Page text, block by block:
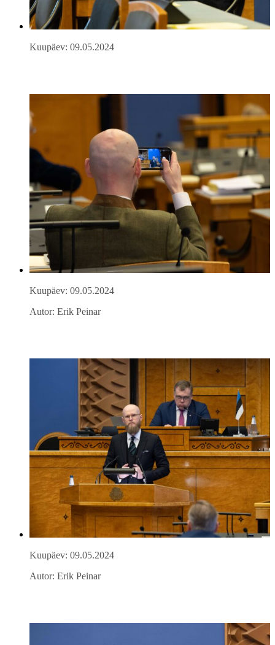
Kuupäev: 09.05.2024
Kuupäev: 09.05.2024
Autor: Erik Peinar
Kuupäev: 09.05.2024
Autor: Erik Peinar